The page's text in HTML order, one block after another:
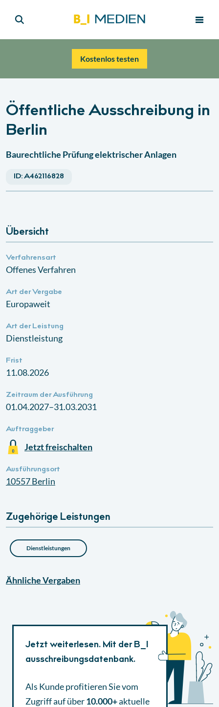
Kostenlos testen
Öffentliche Ausschreibung in
Berlin
Baurechtliche Prüfung elektrischer Anlagen
ID:A462116828
Übersicht
Verfahrensart
Offenes Verfahren
Art der Vergabe
Europaweit
Art der Leistung
Dienstleistung
Frist
11.08.2026
Zeitraum der Ausführung
01.04.2027–31.03.2031
Auftraggeber
Jetzt freischalten
Ausführungsort
10557Berlin
Zugehörige Leistungen
Dienstleistungen
ÄhnlicheVergaben
Jetzt weiterlesen. Mit der B_I
ausschreibungsdatenbank.
Als Kunde profitieren Sie vom
Zugriff auf über10.000+aktuelle